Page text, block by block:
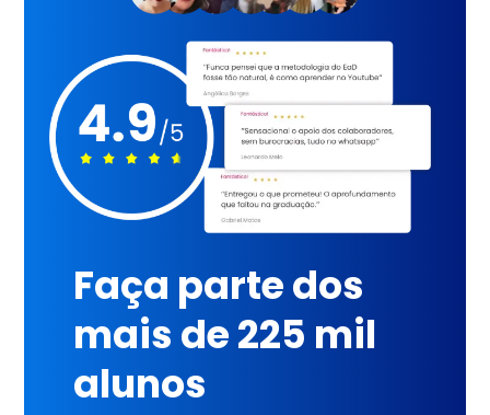
Faça parte dos
mais de 225 mil
alunos